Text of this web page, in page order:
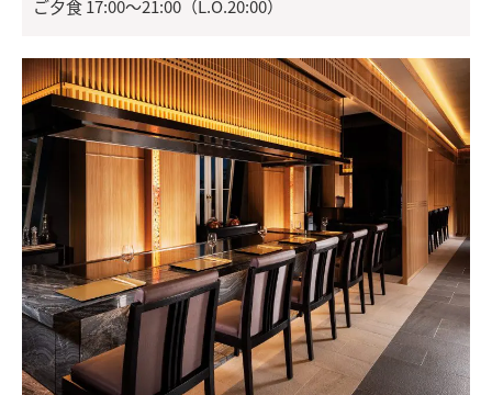
ご夕食 17:00～21:00（L.O.20:00）